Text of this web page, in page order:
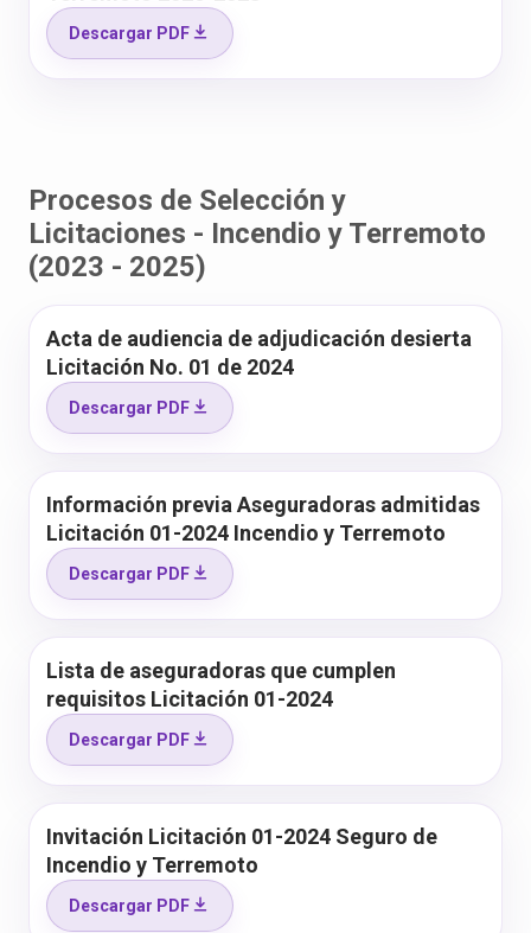
Descargar PDF
Procesos de Selección y
Licitaciones - Incendio y Terremoto
(2023 - 2025)
Acta de audiencia de adjudicación desierta
Licitación No. 01 de 2024
Descargar PDF
Información previa Aseguradoras admitidas
Licitación 01-2024 Incendio y Terremoto
Descargar PDF
Lista de aseguradoras que cumplen
requisitos Licitación 01-2024
Descargar PDF
Invitación Licitación 01-2024 Seguro de
Incendio y Terremoto
Descargar PDF